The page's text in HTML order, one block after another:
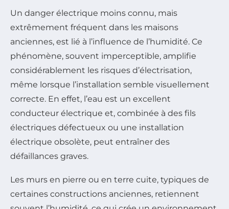
Un danger électrique moins connu, mais
extrêmement fréquent dans les maisons
anciennes, est lié à l’influence de l’humidité. Ce
phénomène, souvent imperceptible, amplifie
considérablement les risques d’électrisation,
même lorsque l’installation semble visuellement
correcte. En effet, l’eau est un excellent
conducteur électrique et, combinée à des fils
électriques défectueux ou une installation
électrique obsolète, peut entraîner des
défaillances graves.
Les murs en pierre ou en terre cuite, typiques de
certaines constructions anciennes, retiennent